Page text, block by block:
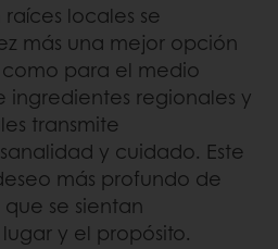
locales se
más una mejor opción
para el medio
ingredientes regionales y
transmite
y cuidado. Este
más profundo de
se sientan
y el propósito.